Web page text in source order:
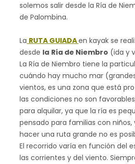
solemos salir desde la Ría de
de Palombina.
La RUTA GUIADAen kayak se
desde la Ría de Niembro (ida y
La Ría de Niembro tiene la
cuándo hay mucho mar
vientos, es una zona que está
las condiciones no son
para alquilar, ya que la ría es
pensado para familias con niños,
hacer una ruta grande no es
El recorrido varía en función del
las corrientes y del viento.